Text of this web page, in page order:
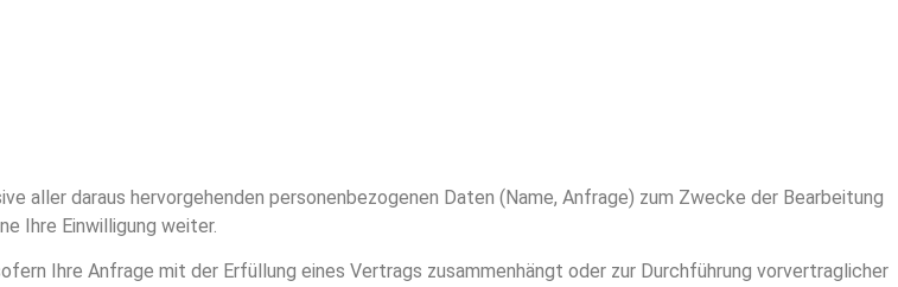
aller daraus hervorgehenden personenbezogenen Daten (Name, Anfrage) zum Zwecke der Bearbeitung
Ihre Einwilligung weiter.
Ihre Anfrage mit der Erfüllung eines Vertrags zusammenhängt oder zur Durchführung vorvertraglicher